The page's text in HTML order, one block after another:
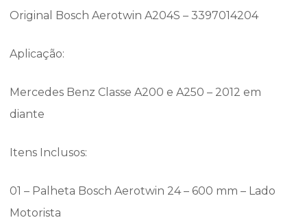
Original Bosch Aerotwin A204S – 3397014204
Aplicação:
Mercedes Benz Classe A200 e A250 – 2012 em
diante
Itens Inclusos:
01 – Palheta Bosch Aerotwin 24 – 600 mm – Lado
Motorista